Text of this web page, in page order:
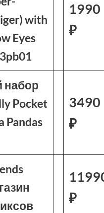
with
Eyes
1990
₽
набор
Pocket
Pandas
3490
₽
₽